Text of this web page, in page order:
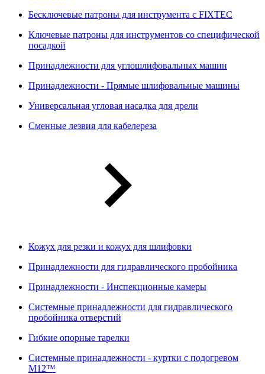
Бесключевые патроны для инструмента с FIXTEC
Ключевые патроны для инструментов со специфической
посадкой
Принадлежности для углошлифовальных машин
Принадлежности - Прямые шлифовальные машины
Универсальная угловая насадка для дрели
Сменные лезвия для кабелереза
Кожух для резки и кожух для шлифовки
Принадлежности для гидравлического пробойника
Принадлежности - Инспекционные камеры
Системные принадлежности для гидравлического
пробойника отверстий
Гибкие опорные тарелки
Системные принадлежности - куртки с подогревом
M12™